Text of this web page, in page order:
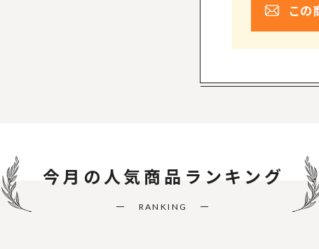
この
今月の人気商品ランキング
RANKING